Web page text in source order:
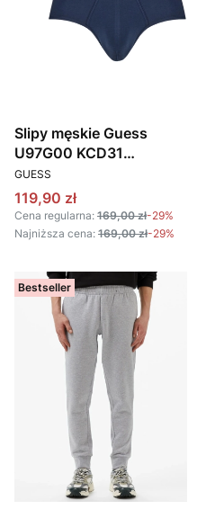
Slipy męskie Guess
U97G00 KCD31
GRANATOWY
PRODUCENT
GUESS
Cena promocyjna
119,90 zł
Cena regularna: 169,00 zł-29%
Najniższa cena: 169,00 zł-29%
Bestseller